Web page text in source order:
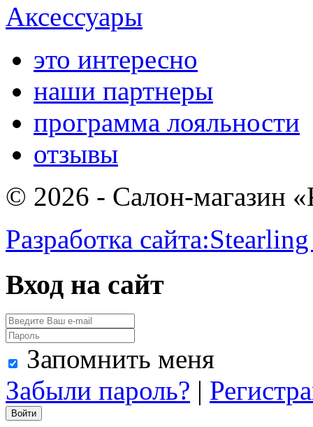
Аксессуары
это интересно
наши партнеры
программа лояльности
отзывы
© 2026 - Салон-магазин
Разработка сайта:
Вход на сайт
Запомнить меня
Забыли пароль? |